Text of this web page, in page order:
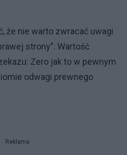
że nie warto zwracać uwagi
strony”. Wartość
Zero jak to w pewnym
odwagi prewnego
Reklama